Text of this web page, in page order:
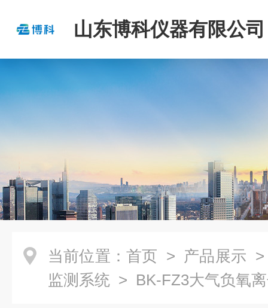
山东博科仪器有限公司
当前位置： 首页 > 产品展示
监测系统 > BK-FZ3大气负氧